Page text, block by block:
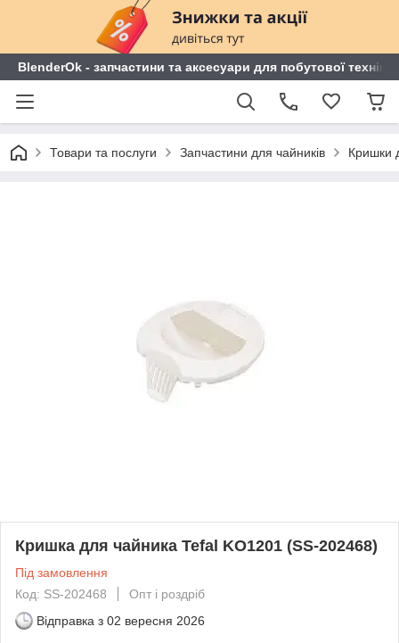
BlenderOk - запчастини та аксесуари для побутової техніки
Товари та послуги Запчастини для чайників Кришки
Кришка для чайника Tefal KO1201 (SS-202468)
Під замовлення
Код: SS-202468
Опт і роздріб
Відправка з 02 вересня 2026